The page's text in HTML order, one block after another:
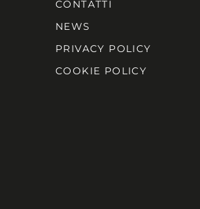
CONTATTI
NEWS
PRIVACY POLICY
COOKIE POLICY